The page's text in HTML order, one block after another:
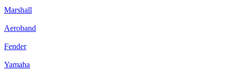
Marshall
Aeroband
Fender
Yamaha